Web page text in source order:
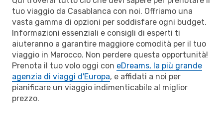
tuo viaggio da Casablanca con noi. Offriamo una
vasta gamma di opzioni per soddisfare ogni budget.
Informazioni essenziali e consigli di esperti ti
aiuteranno a garantire maggiore comodità per il tuo
viaggio in Marocco. Non perdere questa opportunità!
Prenota il tuo volo oggi con eDreams, la più grande
agenzia di viaggi d'Europa, e affidati a noi per
pianificare un viaggio indimenticabile al miglior
prezzo.